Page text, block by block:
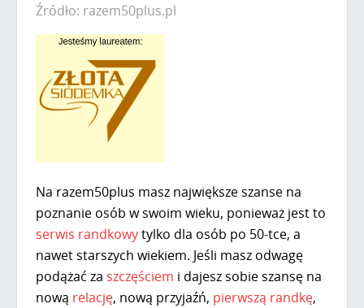
Źródło: razem50plus.pl
Na razem50plus masz największe szanse na
poznanie osób w swoim wieku, ponieważ jest to
serwis randkowytylko dla osób po 50-tce, a
nawet starszych wiekiem. Jeśli masz odwagę
podążać za szczęściem i dajesz sobie szansę na
nową relację, nową przyjaźń, pierwszą randkę,